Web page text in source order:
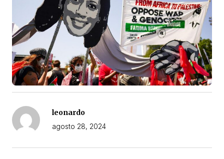
leonardo
agosto 28, 2024